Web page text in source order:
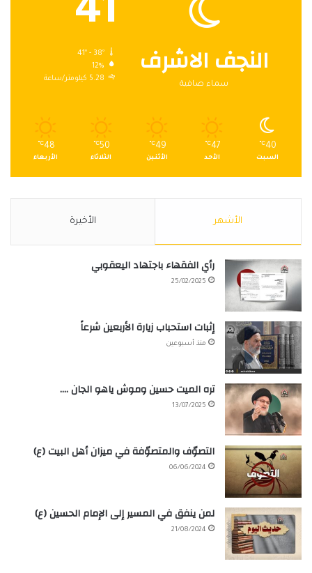
النجف الاشرف
سماء صافية
41
41º - 38º
12%
5.28 كيلومتر/ساعة
40
℃
السبت
47
℃
الأحد
49
℃
الأثنين
50
℃
الثلاثاء
48
℃
الأربعاء
الأشهر الأخيرة
رأي الفقهاء باجتهاد اليعقوبي
25/02/2025
إثبات استحباب زيارة الأربعين شرعاً
منذ أسبوعين
تره الميت حسين وموش ياهو الجان ….
13/07/2025
التصوّف والمتصوّفة في ميزان أهل البيت (ع)
06/06/2024
لمن ينفق في المسير إلى الإمام الحسين (ع)
21/08/2024